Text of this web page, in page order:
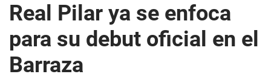
Real Pilar ya se enfoca
para su debut oficial en el
Barraza